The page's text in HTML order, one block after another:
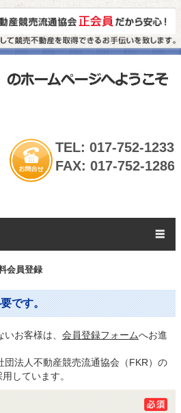
TEL: 017-752-1233
FAX: 017-752-1286
☰
会員登録
です。
お客様は、 会員登録フォームへお進
法人不動産競売流通協会（FKR）の
しています。